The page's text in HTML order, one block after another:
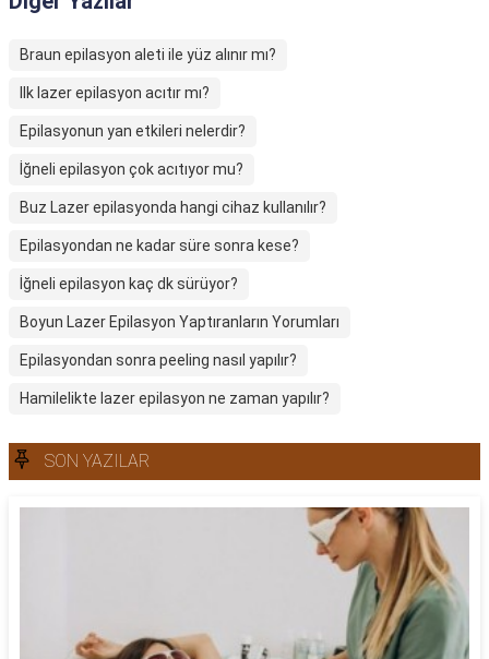
Braun epilasyon aleti ile yüz alınır mı?
Ilk lazer epilasyon acıtır mı?
Epilasyonun yan etkileri nelerdir?
İğneli epilasyon çok acıtıyor mu?
Buz Lazer epilasyonda hangi cihaz kullanılır?
Epilasyondan ne kadar süre sonra kese?
İğneli epilasyon kaç dk sürüyor?
Boyun Lazer Epilasyon Yaptıranların Yorumları
Epilasyondan sonra peeling nasıl yapılır?
Hamilelikte lazer epilasyon ne zaman yapılır?
SON YAZILAR